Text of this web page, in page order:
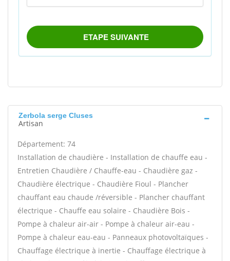
Zerbola serge Cluses
Artisan
Département: 74
Installation de chaudière - Installation de chauffe eau -
Entretien Chaudière / Chauffe-eau - Chaudière gaz -
Chaudière électrique - Chaudière Fioul - Plancher
chauffant eau chaude /réversible - Plancher chauffant
électrique - Chauffe eau solaire - Chaudière Bois -
Pompe à chaleur air-air - Pompe à chaleur air-eau -
Pompe à chaleur eau-eau - Panneaux photovoltaïques -
Chauffage électrique à inertie - Chauffage électrique à